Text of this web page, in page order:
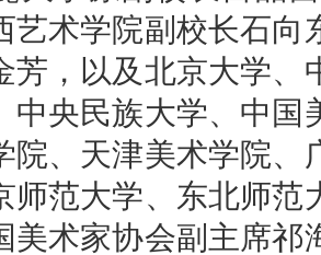
艺术学院副校长石
芳，以及北京大学
中央民族大学、中
院、天津美术学院、
师范大学、东北师
美术家协会副主席祁